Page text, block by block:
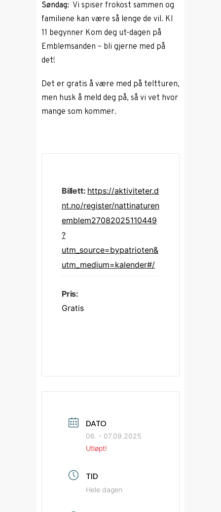
Søndag: Vi spiser frokost sammen og
familiene kan være så lenge de vil. Kl
11 begynner Kom deg ut-dagen på
Emblemsanden – bli gjerne med på
det!
Det er gratis å være med på teltturen,
men husk å meld deg på, så vi vet hvor
mange som kommer.
Billett: https://aktiviteter.d
nt.no/register/nattinaturen
emblem27082025110449
?
utm_source=bypatrioten&
utm_medium=kalender#/
Pris:
Gratis
DATO
06. - 07.09.2025
Utløpt!
TID
Hele dagen